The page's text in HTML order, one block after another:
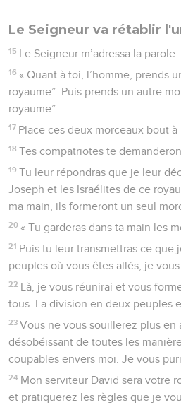
Le Seigneur va rétablir
15 Le Seigneur m’adressa la parole :
16 « Quant à toi, l’homme, prends
royaume”. Puis prends un autre
royaume”.
17 Place ces deux morceaux bout à
18 Tes compatriotes te
19 Tu leur répondras que je leur
Joseph et les Israélites de ce
ma main, ils formeront un seul
20 « Tu garderas dans ta main les
21 Puis tu leur transmettras ce que
peuples où vous êtes allés, je
22 Là, je vous réunirai et vous
tous. La division en deux peuples
23 Vous ne vous souillerez plus en
désobéissant de toutes les
coupables envers moi. Je vous
24 Mon serviteur David sera votre
et pratiquerez les règles que je